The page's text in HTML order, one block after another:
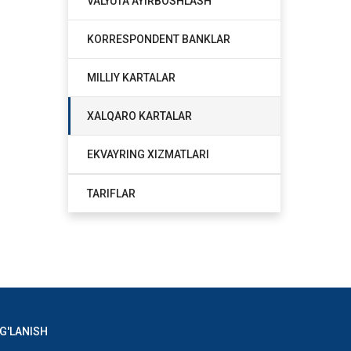
KORRESPONDENT BANKLAR
MILLIY KARTALAR
XALQARO KARTALAR
EKVAYRING XIZMATLARI
TARIFLAR